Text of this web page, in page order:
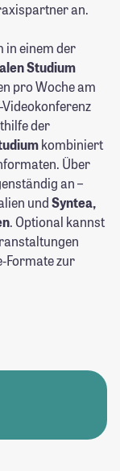
an.
in einem der
Studium
pro Woche am
der
kombiniert
Über
an –
undSyntea,
. Optional kannst
zur